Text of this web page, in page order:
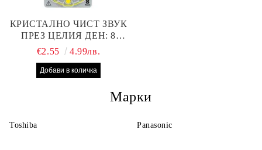
КРИСТАЛНО ЧИСТ ЗВУК
ПРЕЗ ЦЕЛИЯ ДЕН: 8
БРОЯ RAYOVAC EXTRA
АПАРАТ
€2.55 4.99лв.
Марки
Toshiba Panasonic